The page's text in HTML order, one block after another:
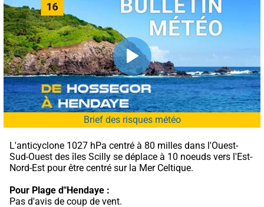
Brief des risques météo
L'anticyclone 1027 hPa centré à 80 milles dans l'Ouest-
Sud-Ouest des îles Scilly se déplace à 10 noeuds vers l'Est-
Nord-Est pour être centré sur la Mer Celtique.
Pour Plage d"Hendaye :
Pas d'avis de coup de vent.